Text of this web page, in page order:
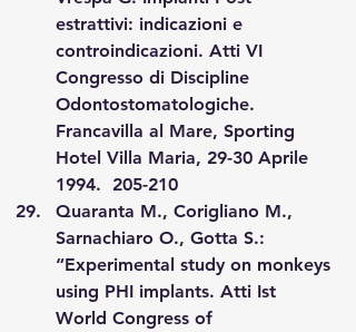
estrattivi: indicazioni e
controindicazioni. Atti VI
Congresso di Discipline
Odontostomatologiche.
Francavilla al Mare, Sporting
Hotel Villa Maria, 29-30 Aprile
1994.  205-210
Quaranta M., Corigliano M.,
Sarnachiaro O., Gotta S.:
“Experimental study on monkeys
using PHI implants. Atti Ist
World Congress of